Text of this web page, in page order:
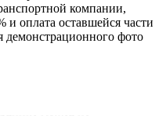
компании,
и оплата оставшейся части
демонстрационного фото